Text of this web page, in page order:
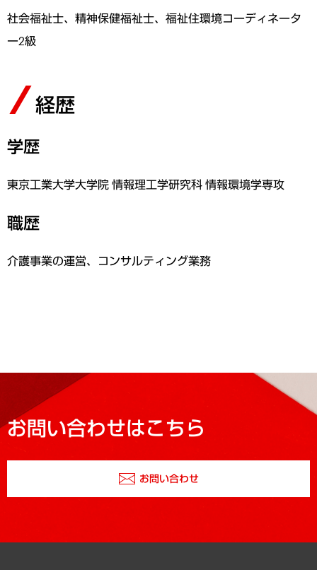
社会福祉士、精神保健福祉士、福祉住環境コーディネータ
ー2級
経歴
学歴
東京工業大学大学院 情報理工学研究科 情報環境学専攻
職歴
介護事業の運営、コンサルティング業務
お問い合わせはこちら
お問い合わせ